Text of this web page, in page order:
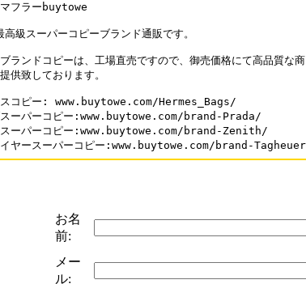
フラーbuytowe
級スーパーコピーブランド通販です。
ランドコピーは、工場直売ですので、御売価格にて高品質な商
供致しております。
スコピー: www.buytowe.com/Hermes_Bags/
スーパーコピー:www.buytowe.com/brand-Prada/
スーパーコピー:www.buytowe.com/brand-Zenith/
お名
前:
メー
ル: